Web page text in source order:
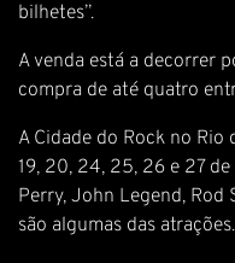
bilhetes”.
A venda está a decorrer
compra de até quatro
A Cidade do Rock no
19, 20, 24, 25, 26 e 27
Perry, John Legend, Rod
são algumas das atrações.